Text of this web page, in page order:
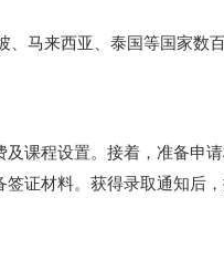
马来西亚、泰国等国家
课程设置。接着，准备
证材料。获得录取通知